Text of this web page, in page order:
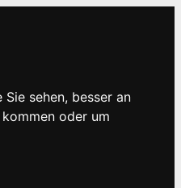
sehen, besser an
oder um